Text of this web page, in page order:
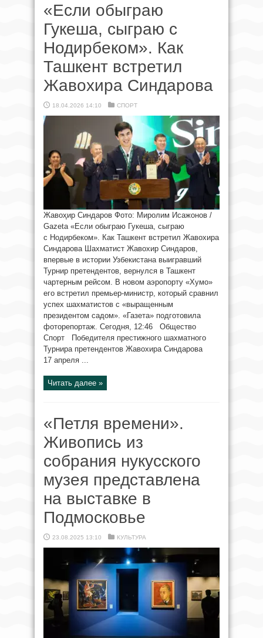
«Если обыграю
Гукеша, сыграю с
Нодирбеком». Как
Ташкент встретил
Жавохира Синдарова
18.04.2026 14:10 СПОРТ
Жавоҳир Синдаров Фото: Миролим Исажонов /
Gazeta «Если обыграю Гукеша, сыграю
с Нодирбеком». Как Ташкент встретил Жавохира
Синдарова Шахматист Жавохир Синдаров,
впервые в истории Узбекистана выигравший
Турнир претендентов, вернулся в Ташкент
чартерным рейсом. В новом аэропорту «Хумо»
его встретил премьер-министр, который сравнил
успех шахматистов с «выращенным
президентом садом». «Газета» подготовила
фоторепортаж. Сегодня, 12:46 Общество
Спорт Победителя престижного шахматного
Турнира претендентов Жавохира Синдарова
17 апреля ...
Читать далее »
«Петля времени».
Живопись из
собрания нукусского
музея представлена
на выставке в
Подмосковье
23.08.2025 13:10 КУЛЬТУРА